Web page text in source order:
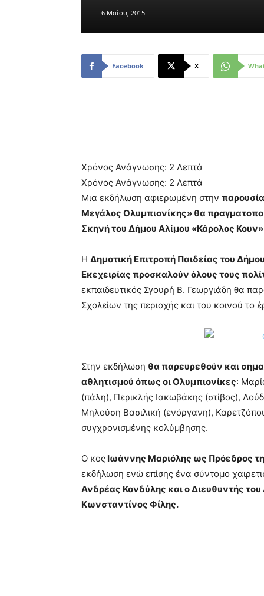
6 Μαΐου, 2015
Facebook X
Χρόνος Ανάγνωσης: 2 Λεπτά
Χρόνος Ανάγνωσης: 2 Λεπτά
Μια εκδήλωση αφιερωμένη στην
Μεγάλος Ολυμπιονίκης» θα
Σκηνή του Δήμου Αλίμου «Κάρολος
Η Δημοτική Επιτροπή Παιδείας του
Εκεχειρίας προσκαλούν όλους τους
εκπαιδευτικός Σγουρή Β. Γεωργιάδη θα
Σχολείων της περιοχής και του κοινού το
Στην εκδήλωση θα παρευρεθούν και
αθλητισμού όπως οι Ολυμπιονίκες:
(πάλη), Περικλής Ιακωβάκης (στίβος),
Μηλούση Βασιλική (ενόργανη),
συγχρονισμένης κολύμβησης.
Ο κος Ιωάννης Μαριόλης ως Πρόεδρος
εκδήλωση ενώ επίσης ένα σύντομο
Ανδρέας Κονδύλης και ο Διευθυντής
Κωνσταντίνος Φίλης.